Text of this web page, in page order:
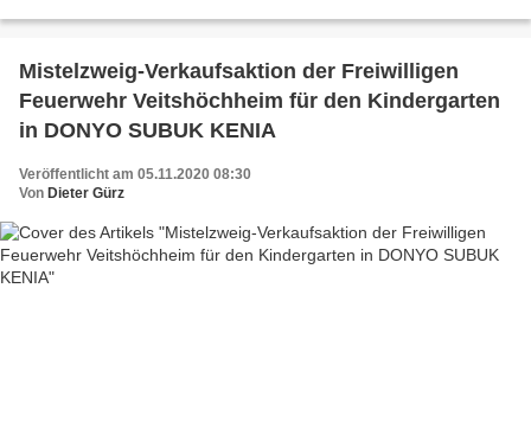
Mistelzweig-Verkaufsaktion der Freiwilligen
Feuerwehr Veitshöchheim für den Kindergarten
in DONYO SUBUK KENIA
Veröffentlicht am 05.11.2020 08:30
Von Dieter Gürz